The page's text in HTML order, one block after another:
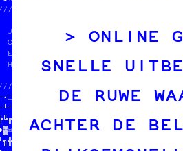
CHAT ET MOOMIN      //┌▒═▒☆○•//
MANGÉ TOUS LES SOUS  //
EN CROQUETTES            //
HELP HELP
//
SOUTENIR LE
tout pour l'image im//
//  POUR
ONLINE
SNELLE
DE RUWE
ACHTER DE